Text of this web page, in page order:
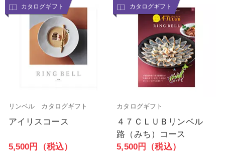
カタログギフト
リンベル カタログギフト
アイリスコース
5,500円（税込）
カタログギフト
カタログギフト
４７ＣＬＵＢリンベル
路（みち）コース
5,500円（税込）